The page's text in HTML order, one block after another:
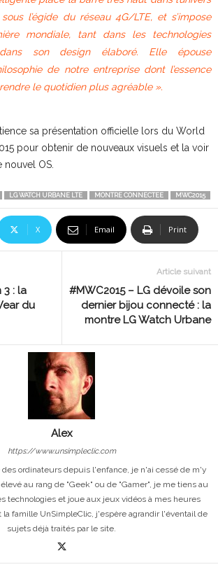
l’égide du réseau 4G/LTE, et s’impose
mondiale, tant dans les technologies
son design élaboré. Elle épouse
de notre entreprise dont l’essence
le quotidien plus agréable ».
sa présentation officielle lors du World
pour obtenir de nouveaux visuels et la voir
OS.
LG WATCH URBANE LTE MONTRE CONNECTEE MWC2015
X Email Print
3 : la
du
Article suivant
#MWC2015 – LG dévoile son
dernier bijou connecté : la
montre LG Watch Urbane
Alex
https://www.unsimpleclic.com
des ordinateurs depuis l'enfance, je n'ai cessé de m'y
au rang de "Geek" ou de "Gamer", je me tiens au
technologies et joue aux jeux vidéos à mes heures
la famille UnSimpleClic, j'espère agrandir l'éventail de
sujets déjà traités par le site.